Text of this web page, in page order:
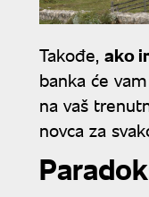
Takođe, ako
banka će
na vaš
novca za